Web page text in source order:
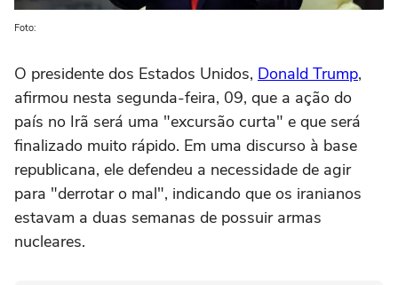
Foto:
O presidente dos Estados Unidos, Donald Trump,
afirmou nesta segunda-feira, 09, que a ação do
país no Irã será uma "excursão curta" e que será
finalizado muito rápido. Em uma discurso à base
republicana, ele defendeu a necessidade de agir
para "derrotar o mal", indicando que os iranianos
estavam a duas semanas de possuir armas
nucleares.